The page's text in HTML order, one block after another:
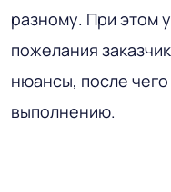
разному. При этом
пожелания
нюансы, после
выполнению.